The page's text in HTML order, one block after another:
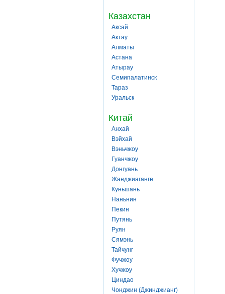
Казахстан
Аксай
Актау
Алматы
Астана
Атырау
Семипалатинск
Тараз
Уральск
Китай
Анхай
Вэйхай
Вэньчжоу
Гуанчжоу
Донгуань
Жанджиаганге
Куньшань
Наньнин
Пекин
Путянь
Руян
Сямэнь
Тайчунг
Фучжоу
Хучжоу
Циндао
Чонджин (Джинджианг)